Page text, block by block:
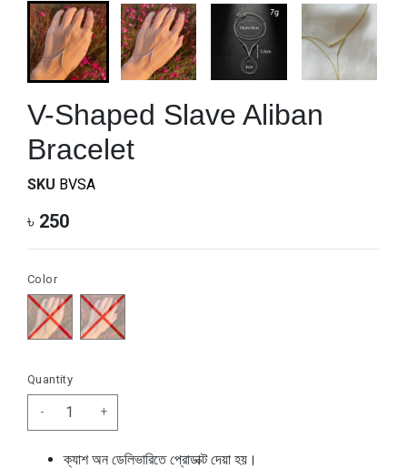
V-Shaped Slave Aliban
Bracelet
SKU BVSA
৳ 250
Color
Quantity
- +
ক্যাশ অন ডেলিভারিতে প্রোডাক্ট দেয়া হয়।